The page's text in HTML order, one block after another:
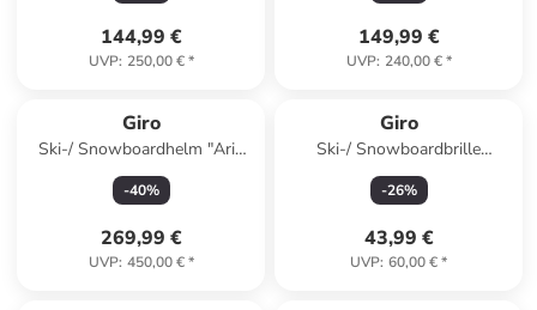
144,99 €
UVP: 250,00 €*
149,99 €
UVP: 240,00 €*
Giro
Ski-/ Snowboardhelm "Aria
Spherical" in Weiß
-40%
269,99 €
UVP: 450,00 €*
Giro
Ski-/ Snowboardbrille
"Buster" in Bunt/ Lila
-26%
43,99 €
UVP: 60,00 €*